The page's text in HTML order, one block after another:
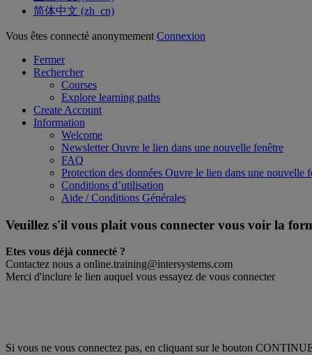
简体中文 ‎(zh_cn)‎
Vous êtes connecté anonymement Connexion
Fermer
Rechercher
Courses
Explore learning paths
Create Account
Information
Welcome
NewsletterOuvre le lien dans une nouvelle fenêtre
FAQ
Protection des données Ouvre le lien dans une nouvelle
Conditions d’utilisation
Aide / Conditions Générales
Veuillez s'il vous plait vous connecter vous voir la
Etes vous déjà connecté ?
Contactez nous a online.training@intersystems.com
Merci d'inclure le lien auquel vous essayez de vous connecter
Si vous ne vous connectez pas, en cliquant sur le bouton